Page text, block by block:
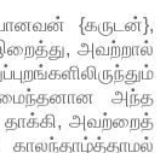
{கருடன்},
அவற்றால்
அந்த
அவற்றைத்